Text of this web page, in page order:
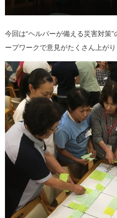
今回は“ヘルパーが備える災害対策
ープワークで意見がたくさん上がり